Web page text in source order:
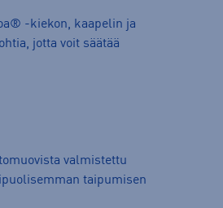
-kiekon, kaapelin ja
jotta voit säätää
valmistettu
taipumisen